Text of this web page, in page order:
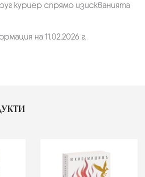
куриер спрямо изискванията
на 11.02.2026 г.